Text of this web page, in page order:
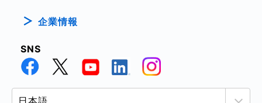
企業情報
SNS